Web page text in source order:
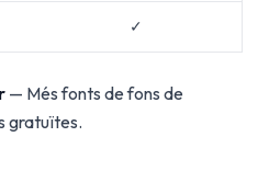
✓
— Més fonts de fons de
gratuïtes.